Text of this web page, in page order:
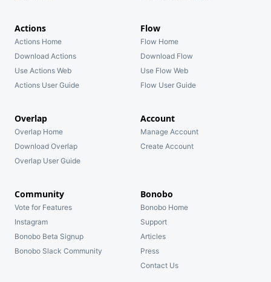
Actions
Actions Home
Download Actions
Use Actions Web
Actions User Guide
Flow
Flow Home
Download Flow
Use Flow Web
Flow User Guide
Overlap
Overlap Home
Download Overlap
Overlap User Guide
Account
Manage Account
Create Account
Community
Vote for Features
Instagram
Bonobo Beta Signup
Bonobo Slack Community
Bonobo
Bonobo Home
Support
Articles
Press
Contact Us